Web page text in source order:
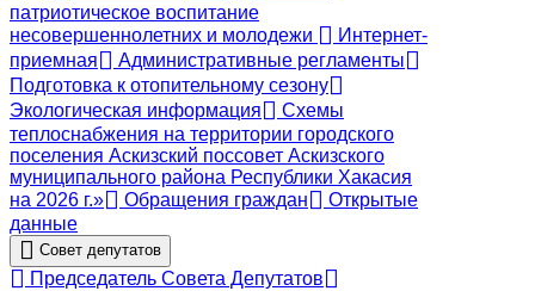
патриотическое воспитание
несовершеннолетних и молодежи
Интернет-
приемная
Административные регламенты
Подготовка к отопительному сезону
Экологическая информация
Схемы
теплоснабжения на территории городского
поселения Аскизский поссовет Аскизского
муниципального района Республики Хакасия
на 2026 г.»
Обращения граждан
Открытые
данные
Совет депутатов
Председатель Совета Депутатов